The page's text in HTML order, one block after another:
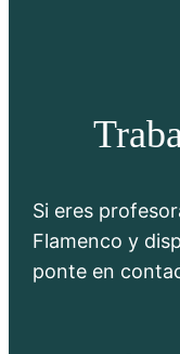
Si eres
Flamenco y
ponte en